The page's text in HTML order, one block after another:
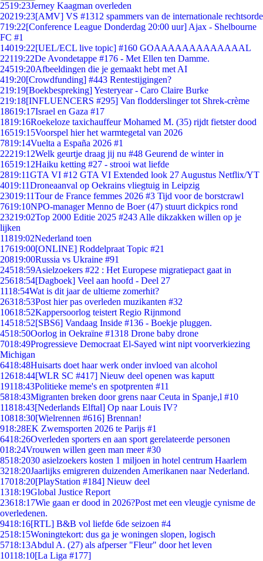
2519:23Jerney Kaagman overleden
20219:23[AMV] VS #1312 spammers van de internationale rechtsorde
719:22[Conference League Donderdag 20:00 uur] Ajax - Shelbourne
FC #1
14019:22[UEL/ECL live topic] #160 GOAAAAAAAAAAAAAL
22119:22De Avondetappe #176 - Met Ellen ten Damme.
24519:20Afbeeldingen die je gemaakt hebt met AI
419:20[Crowdfunding] #443 Rentestijgingen?
219:19[Boekbespreking] Yesteryear - Caro Claire Burke
219:18[INFLUENCERS #295] Van flodderslinger tot Shrek-crème
18619:17Israel en Gaza #17
1819:16Roekeloze taxichauffeur Mohamed M. (35) rijdt fietster dood
16519:15Voorspel hier het warmtegetal van 2026
7819:14Vuelta a España 2026 #1
22219:12Welk geurtje draag jij nu #48 Geurend de winter in
16519:12Haiku ketting #27 - strooi wat liefde
2819:11GTA VI #12 GTA VI Extended look 27 Augustus Netflix/YT
4019:11Droneaanval op Oekrains vliegtuig in Leipzig
23019:11Tour de France femmes 2026 #3 Tijd voor de borstcrawl
7619:10NPO-manager Menno de Boer (47) stuurt dickpics rond
23219:02Top 2000 Editie 2025 #243 Alle dikzakken willen op je
lijken
11819:02Nederland toen
17619:00[ONLINE] Roddelpraat Topic #21
20819:00Russia vs Ukraine #91
24518:59Asielzoekers #22 : Het Europese migratiepact gaat in
25618:54[Dagboek] Veel aan hoofd - Deel 27
1118:54Wat is dit jaar de ultieme zomerhit?
26318:53Post hier pas overleden muzikanten #32
10618:52Kappersoorlog teistert Regio Rijnmond
14518:52[SBS6] Vandaag Inside #136 - Boekje pluggen.
4518:50Oorlog in Oekraïne #1318 Drone baby drone
7018:49Progressieve Democraat El-Sayed wint nipt voorverkiezing
Michigan
6418:48Huisarts doet haar werk onder invloed van alcohol
12618:44[WLR SC #417] Nieuw deel openen was kaputt
19118:43Politieke meme's en spotprenten #11
5818:43Migranten breken door grens naar Ceuta in Spanje,l #10
11818:43[Nederlands Elftal] Op naar Louis IV?
10818:30[Wielrennen #616] Brennan!
918:28EK Zwemsporten 2026 te Parijs #1
6418:26Overleden sporters en aan sport gerelateerde personen
018:24Vrouwen willen geen man meer #30
8518:2030 asielzoekers kosten 1 miljoen in hotel centrum Haarlem
3218:20Jaarlijks emigreren duizenden Amerikanen naar Nederland.
17018:20[PlayStation #184] Nieuw deel
1318:19Global Justice Report
23618:17Wie gaan er dood in 2026?Post met een vleugje cynisme de
overledenen.
9418:16[RTL] B&B vol liefde 6de seizoen #4
2518:15Woningtekort: dus ga je woningen slopen, logisch
5718:13Abdul A. (27) als afperser "Fleur" door het leven
10118:10[La Liga #177]